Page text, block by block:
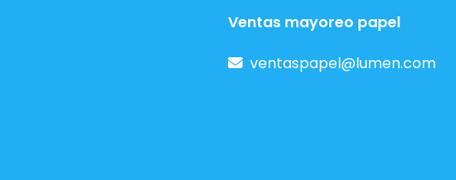
Ventas mayoreo papel
ventaspapel@lumen.com